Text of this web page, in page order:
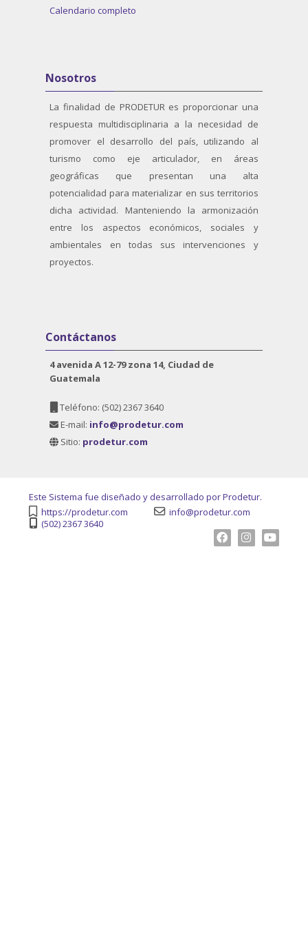
Calendario completo
Nosotros
La finalidad de PRODETUR es proporcionar una
respuesta multidisciplinaria a la necesidad de
promover el desarrollo del país, utilizando al
turismo como eje articulador, en áreas
geográficas que presentan una alta
potencialidad para materializar en sus territorios
dicha actividad. Manteniendo la armonización
entre los aspectos económicos, sociales y
ambientales en todas sus intervenciones y
proyectos.
Contáctanos
4 avenida A 12-79 zona 14, Ciudad de
Guatemala
Teléfono: (502) 2367 3640
E-mail: info@prodetur.com
Sitio: prodetur.com
Este Sistema fue diseñado y desarrollado por Prodetur.
https://prodetur.com
info@prodetur.com
(502) 2367 3640